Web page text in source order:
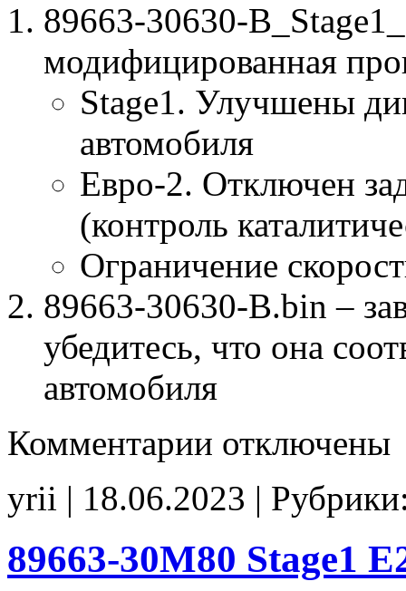
89663-30630-
модифицированная
Stage1. Улучшены
автомобиля
Евро-2. Отключен
(контроль
Ограничение
89663-30630-B.bin –
убедитесь, что она
автомобиля
Комментарии записи
B
Stage1
SpLim_250
noCHK
отключены
yrii | 18.06.2023 |
89663-30M80 Stage1